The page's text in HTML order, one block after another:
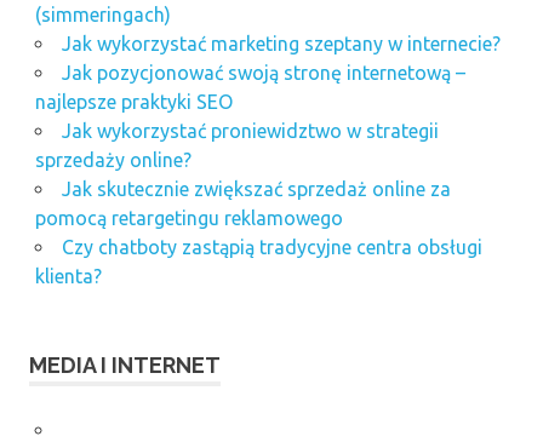
(simmeringach)
Jak wykorzystać marketing szeptany w internecie?
Jak pozycjonować swoją stronę internetową –
najlepsze praktyki SEO
Jak wykorzystać proniewidztwo w strategii
sprzedaży online?
Jak skutecznie zwiększać sprzedaż online za
pomocą retargetingu reklamowego
Czy chatboty zastąpią tradycyjne centra obsługi
klienta?
MEDIA I INTERNET